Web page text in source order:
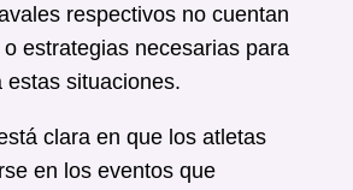
respectivos no cuentan
estrategias necesarias para
estas situaciones.
clara en que los atletas
en los eventos que